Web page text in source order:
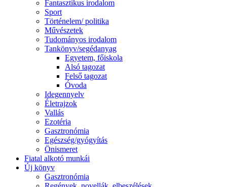
Fantasztikus irodalom
Sport
Történelem/ politika
Művészetek
Tudományos irodalom
Tankönyv/segédanyag
Egyetem, főiskola
Alsó tagozat
Felső tagozat
Óvoda
Idegennyelv
Életrajzok
Vallás
Ezotéria
Gasztronómia
Egészség/gyógyítás
Önismeret
Fiatal alkotó munkái
Új könyv
Gasztronómia